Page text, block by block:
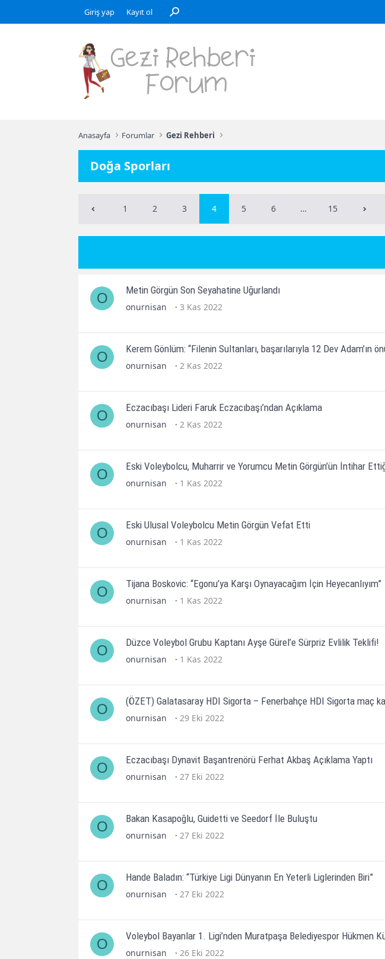
Giriş yap Kayıt ol
Anasayfa Forumlar Gezi Rehberi
Doğa Sporları
1 2 3 4 5 6 … 15
O Metin Görgün Son Seyahatine Uğurlandı
onurnisan 3 Kas 2022
O Kerem Gönlüm: “Filenin Sultanları, başarılarıyla 12 Dev Adam’ın
onurnisan 2 Kas 2022
O Eczacıbaşı Lideri Faruk Eczacıbaşı’ndan Açıklama
onurnisan 2 Kas 2022
O Eski Voleybolcu, Muharrir ve Yorumcu Metin Görgün’ün İntihar
onurnisan 1 Kas 2022
O Eski Ulusal Voleybolcu Metin Görgün Vefat Etti
onurnisan 1 Kas 2022
O Tijana Boskovic: “Egonu’ya Karşı Oynayacağım İçin Heyecanlıyım”
onurnisan 1 Kas 2022
O Düzce Voleybol Grubu Kaptanı Ayşe Gürel’e Sürpriz Evlilik Teklifi!
onurnisan 1 Kas 2022
O (ÖZET) Galatasaray HDI Sigorta – Fenerbahçe HDI Sigorta maç
onurnisan 29 Eki 2022
O Eczacıbaşı Dynavit Başantrenörü Ferhat Akbaş Açıklama Yaptı
onurnisan 27 Eki 2022
O Bakan Kasapoğlu, Guidetti ve Seedorf İle Buluştu
onurnisan 27 Eki 2022
O Hande Baladın: “Türkiye Ligi Dünyanın En Yeterli Liglerinden Biri”
onurnisan 27 Eki 2022
O Voleybol Bayanlar 1. Ligi’nden Muratpaşa Belediyespor Hükmen
onurnisan 26 Eki 2022